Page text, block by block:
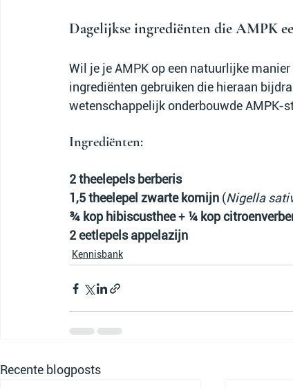
Dagelijkse ingrediënten die AMPK
Wil je je AMPK op een natuurlijke
ingrediënten gebruiken die hieraan
wetenschappelijk onderbouwde AMPK-
Ingrediënten:
2 theelepels berberis
1,5 theelepel zwarte komijn (Nigella
¾ kop hibiscusthee + ¼ kop
2 eetlepels appelazijn
Kennisbank
Recente blogposts